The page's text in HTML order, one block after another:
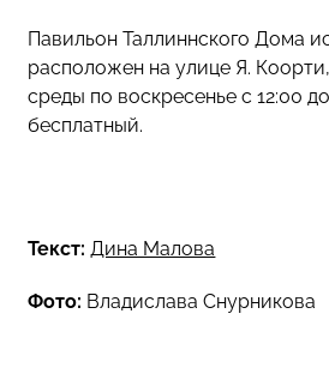
Павильон Таллиннского Дома
расположен на улице Я.
среды по воскресенье с 12:00
бесплатный.
Текст: Дина Малова
Фото: Владислава Снурникова